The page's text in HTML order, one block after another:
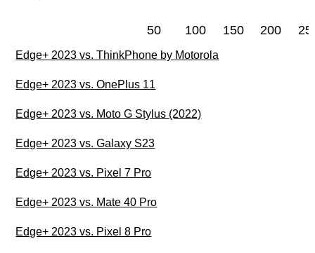
50 100 150 200
Edge+ 2023 vs. ThinkPhone by Motorola
Edge+ 2023 vs. OnePlus 11
Edge+ 2023 vs. Moto G Stylus (2022)
Edge+ 2023 vs. Galaxy S23
Edge+ 2023 vs. Pixel 7 Pro
Edge+ 2023 vs. Mate 40 Pro
Edge+ 2023 vs. Pixel 8 Pro